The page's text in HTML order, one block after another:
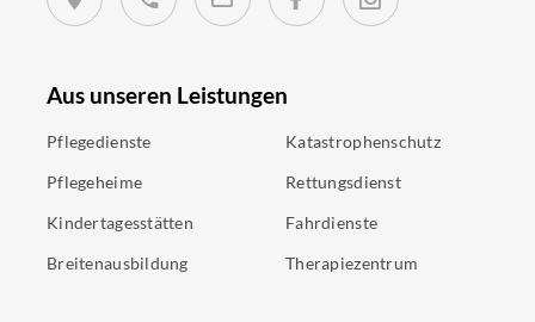
Aus unseren Leistungen
Pflegedienste
Pflegeheime
Kindertagesstätten
Breitenausbildung
Katastrophenschutz
Rettungsdienst
Fahrdienste
Therapiezentrum